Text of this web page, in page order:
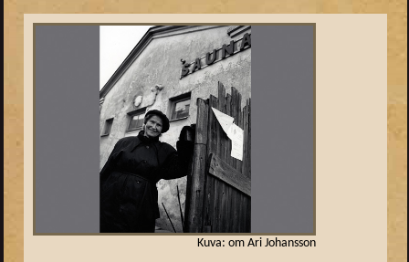
Kuva: om Ari Johansson